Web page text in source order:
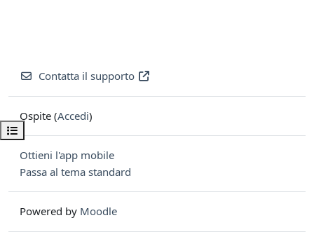
Apri indice del corso
Contatta il supporto
Ospite (Accedi)
Ottieni l'app mobile
Passa al tema standard
Powered by Moodle